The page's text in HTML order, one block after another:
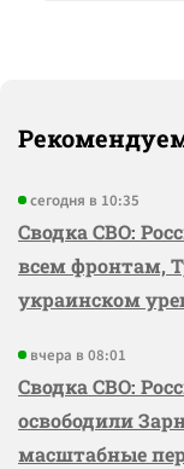
сегодня в 10:35
Сводка СВО:
всем фронтам,
украинском
вчера в 08:01
Сводка СВО:
освободили
масштабные